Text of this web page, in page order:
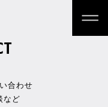
合わせ
など